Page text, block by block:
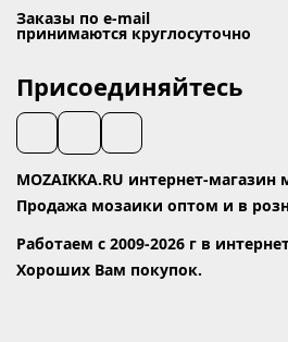
Заказы по e-mail
принимаются круглосуточно
Присоединяйтесь
MOZAIKKA.RU интернет-магазин
Продажа мозаики оптом и в
Работаем с 2009-2026 г в
Хороших Вам покупок.